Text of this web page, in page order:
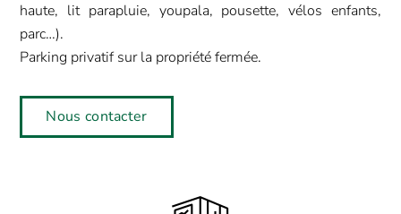
haute, lit parapluie, youpala, pousette, vélos enfants,
parc…).
Parking privatif sur la propriété fermée.
Nous contacter